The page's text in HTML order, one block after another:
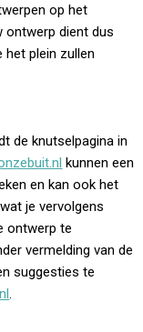
op het
ontwerp dient dus
plein zullen
de knutselpagina in
kunnen een
en kan ook het
je vervolgens
ontwerp te
vermelding van de
suggesties te
.